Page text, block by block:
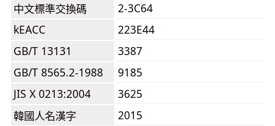
中文標準交換碼
2-3C64
kEACC
223E44
GB/T 13131
3387
GB/T 8565.2-1988
9185
JIS X 0213:2004
3625
韓國人名漢字
2015